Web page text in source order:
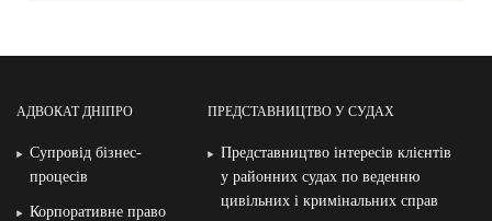
АДВОКАТ ДНІПРО
Супровід бізнес-
процесів
Корпоративне право
ПРЕДСТАВНИЦТВО У СУДАХ
Представництво інтересів клієнтів
у районних судах по веденню
цивільних і кримінальних справ